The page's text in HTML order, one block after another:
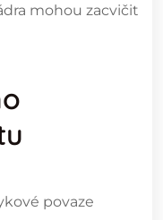
mohou zacvičit
povaze